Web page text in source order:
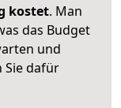
kostet. Man
das Budget
und
Sie dafür